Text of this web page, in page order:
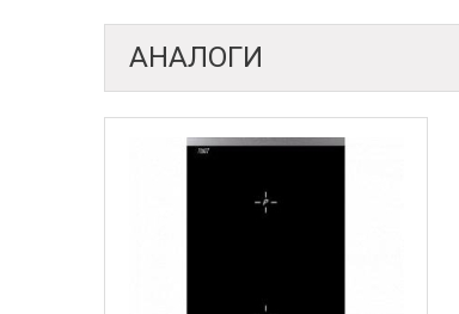
АНАЛОГИ